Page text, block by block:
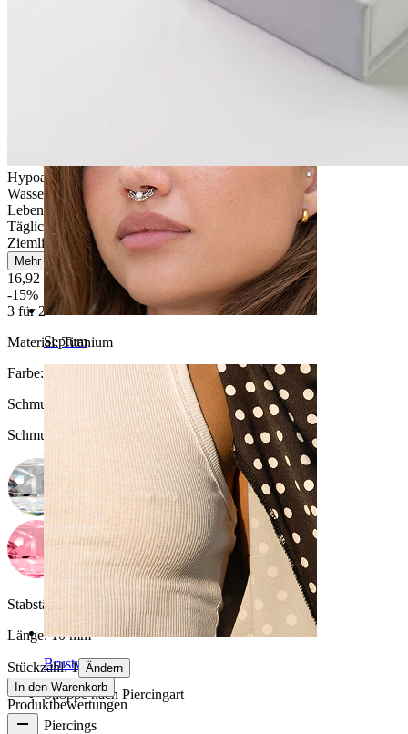
Septum
Brustwarzen
Shoppe nach Piercingart
Piercings
Hypoallergen
Wasserfest
Lebenslange Haltbarkeit
Tägliches Tragen
Ziemlich leicht
Mehr lesen
16,92 € 19,90 €
-15%
3 für 2
Material:Titanium
Farbe:
Schmucksteinfarbe :
Schmucksteinfarbe auswählen
Stabstärke: 1,6 mm
Länge:10 mm
Stückzahl: 1 Ändern
In den Warenkorb
Produktbewertungen